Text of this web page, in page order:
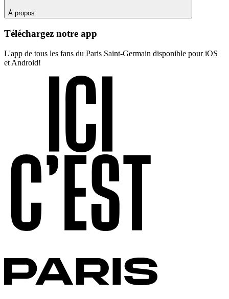
À propos
Téléchargez notre app
L'app de tous les fans du Paris Saint-Germain disponible pour iOS
et Android!